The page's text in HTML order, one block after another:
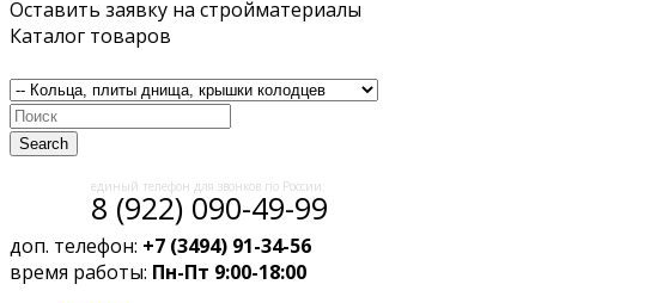
Оставить заявку на стройматериалы
Каталог товаров
Search
единый телефон для звонков по России:
8 (922) 090-49-99
доп. телефон: +7 (3494) 91-34-56
время работы: Пн-Пт 9:00-18:00